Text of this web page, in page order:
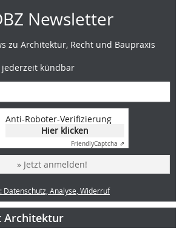
Newsletter
zu Architektur, Recht und Baupraxis
jederzeit kündbar
Anti-Roboter-Verifizierung
Hier klicken
FriendlyCaptcha ⇗
» Jetzt anmelden!
Datenschutz, Analyse, Widerruf
Architektur